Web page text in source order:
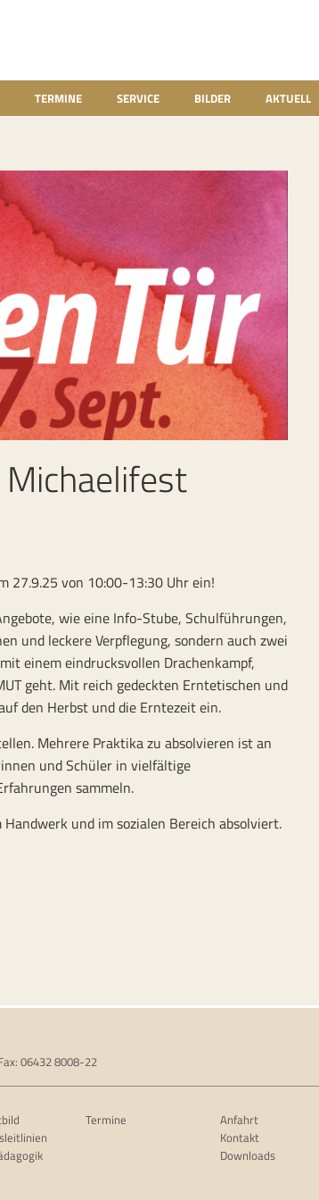
TERMINE SERVICE BILDER AKTUELL
27.9.25 von 10:00-13:30 Uhr ein!
wie eine Info-Stube, Schulführungen,
und leckere Verpflegung, sondern auch zwei
einem eindrucksvollen Drachenkampf,
geht. Mit reich gedeckten Erntetischen und
den Herbst und die Erntezeit ein.
Mehrere Praktika zu absolvieren ist an
und Schüler in vielfältige
sammeln.
und im sozialen Bereich absolviert.
06432 8008-22
Termine
Anfahrt
Kontakt
Downloads